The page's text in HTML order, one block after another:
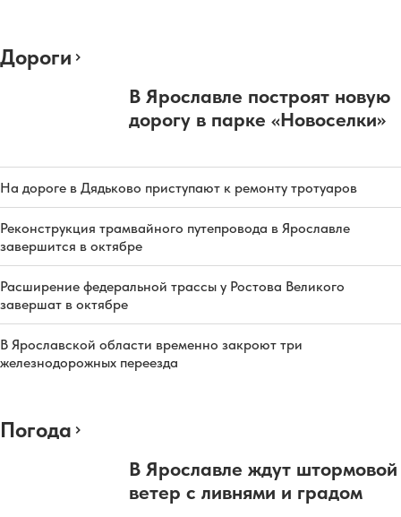
Дороги
В Ярославле построят новую
дорогу в парке «Новоселки»
На дороге в Дядьково приступают к ремонту тротуаров
Реконструкция трамвайного путепровода в Ярославле
завершится в октябре
Расширение федеральной трассы у Ростова Великого
завершат в октябре
В Ярославской области временно закроют три
железнодорожных переезда
Погода
В Ярославле ждут штормовой
ветер с ливнями и градом